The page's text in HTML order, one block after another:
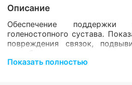
Описание
Обеспечение поддержки
голеностопного сустава.
повреждения связок,
нестабильность в
Послеоперационная
Показать полностью